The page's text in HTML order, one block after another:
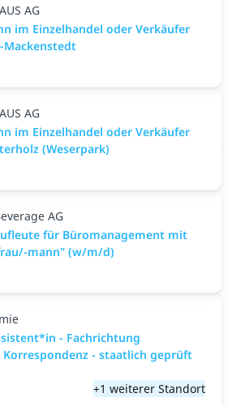
AG
im Einzelhandel oder Verkäufer
AG
im Einzelhandel oder Verkäufer
(Weserpark)
AG
für Büromanagement mit
mann" (w/m/d)
- Fachrichtung
Korrespondenz - staatlich geprüft
+1 weiterer Standort